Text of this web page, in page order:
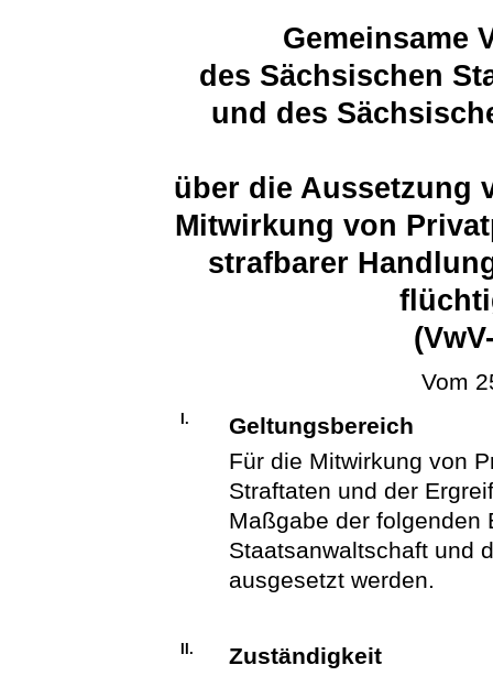
Gemeinsame
des Sächsischen
und des
über die Aussetzung
Mitwirkung von
strafbarer
Vom
I.
Geltungsbereich
Für die Mitwirkung von
Straftaten und der
Maßgabe der folgenden
Staatsanwaltschaft und
ausgesetzt werden.
II. Zuständigkeit